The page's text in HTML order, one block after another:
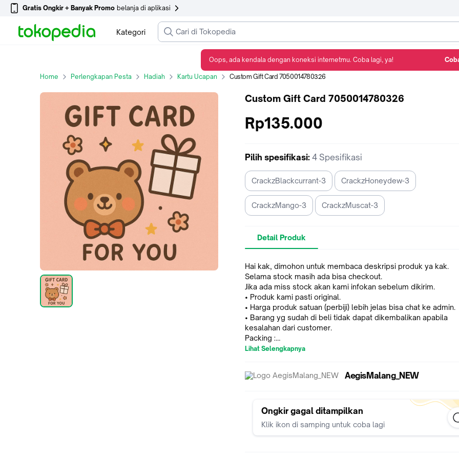
Gratis Ongkir + Banyak Promo belanja di aplikasi
Kategori
Home Perlengkapan Pesta Hadiah Kartu Ucapan Custom Gift Card 7050014780326
Custom Gift Card 7050014780326
Rp135.000
Pilih spesifikasi: 4 Spesifikasi
CrackzBlackcurrant-3 CrackzHoneydew-3
CrackzMango-3 CrackzMuscat-3
Detail Produk
Hai kak, dimohon untuk membaca deskripsi produk ya kak.
Selama stock masih ada bisa checkout.
Jika ada miss stock akan kami infokan sebelum dikirim.
• Produk kami pasti original.
• Harga produk satuan (perbiji) lebih jelas bisa chat ke admin.
• Barang yg sudah di beli tidak dapat dikembalikan apabila
kesalahan dari customer.
Packing :
– Free bubblewrap
awal sampai akhir.
*Melakukan order berarti dianggap setuju.
===== Tidak ada garansi toko untuk produk apapun / klaim
bisa langsung ke produsen =====
Lihat Selengkapnya
AegisMalang_NEW
Ongkir gagal ditampilkan
Klik ikon di samping untuk coba lagi
Oops, ada kendala dengan koneksi internetmu. Coba lagi, ya!